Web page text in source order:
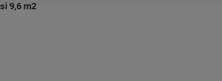
9,6 m2